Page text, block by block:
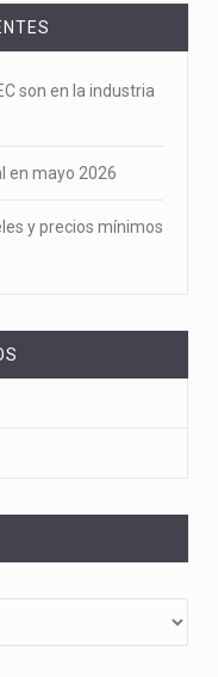
son en la industria
en mayo 2026
y precios mínimos